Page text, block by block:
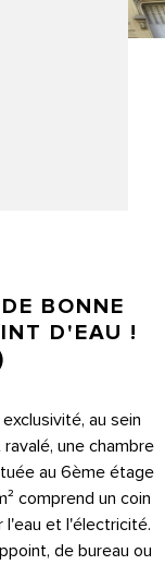
ACCUEIL
BONNE
D'EAU !
au sein
une chambre
au 6ème étage
comprend un coin
l'eau et l'électricité.
de bureau ou